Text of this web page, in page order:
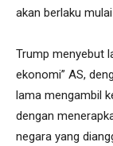
akan berlaku mulai
Trump menyebut
ekonomi” AS,
lama mengambil
dengan
negara yang